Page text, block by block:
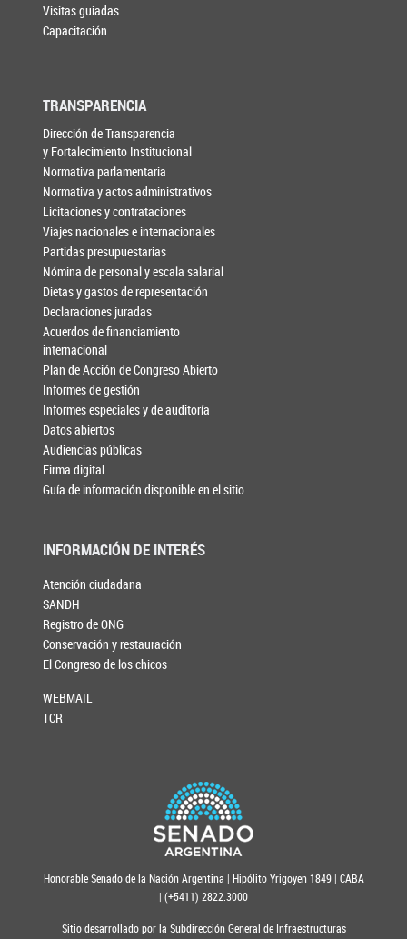
Visitas guiadas
Capacitación
TRANSPARENCIA
Dirección de Transparencia
y Fortalecimiento Institucional
Normativa parlamentaria
Normativa y actos administrativos
Licitaciones y contrataciones
Viajes nacionales e internacionales
Partidas presupuestarias
Nómina de personal y escala salarial
Dietas y gastos de representación
Declaraciones juradas
Acuerdos de financiamiento
internacional
Plan de Acción de Congreso Abierto
Informes de gestión
Informes especiales y de auditoría
Datos abiertos
Audiencias públicas
Firma digital
Guía de información disponible en el sitio
INFORMACIÓN DE INTERÉS
Atención ciudadana
SANDH
Registro de ONG
Conservación y restauración
El Congreso de los chicos
WEBMAIL
TCR
Honorable Senado de la Nación Argentina | Hipólito Yrigoyen 1849 | CABA
| (+5411) 2822.3000
Sitio desarrollado por la Subdirección General de Infraestructuras